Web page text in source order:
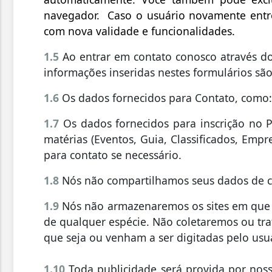
navegador. Caso o usuário novamente
com nova validade e funcionalidades.
1.5 Ao entrar em contato conosco através
informações inseridas nestes formulários
1.6 Os dados fornecidos para Contato,
1.7 Os dados fornecidos para inscrição no
matérias (Eventos, Guia, Classificados,
para contato se necessário.
1.8 Nós não compartilhamos seus dados
1.9 Nós não armazenaremos os sites em
de qualquer espécie. Não coletaremos ou
que seja ou venham a ser digitadas pelo
1.10 Toda publicidade será provida por